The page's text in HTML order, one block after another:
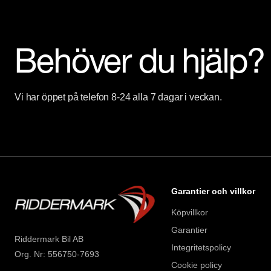
Behöver du hjälp?
Vi har öppet på telefon 8-24 alla 7 dagar i veckan.
Riddermark Bil AB
Org. Nr: 556750-7693
Garantier och villkor
Köpvillkor
Garantier
Integritetspolicy
Cookie policy